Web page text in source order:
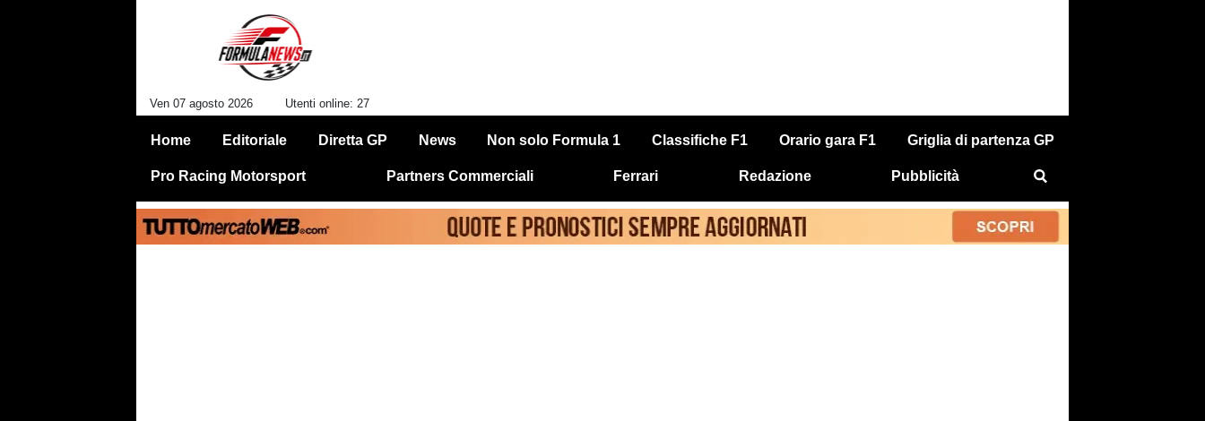
Ven 07 agosto 2026 Utenti online: 27
Home Editoriale Diretta GP News Non solo Formula 1 Classifiche F1 Orario gara F1 Griglia di partenza GP
Pro Racing Motorsport Partners Commerciali Ferrari Redazione Pubblicità